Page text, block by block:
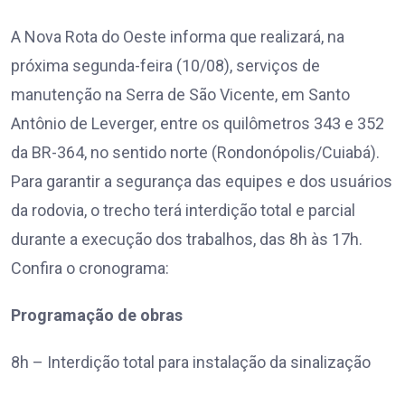
A Nova Rota do Oeste informa que realizará, na
próxima segunda-feira (10/08), serviços de
manutenção na Serra de São Vicente, em Santo
Antônio de Leverger, entre os quilômetros 343 e 352
da BR-364, no sentido norte (Rondonópolis/Cuiabá).
Para garantir a segurança das equipes e dos usuários
da rodovia, o trecho terá interdição total e parcial
durante a execução dos trabalhos, das 8h às 17h.
Confira o cronograma:
Programação de obras
8h – Interdição total para instalação da sinalização